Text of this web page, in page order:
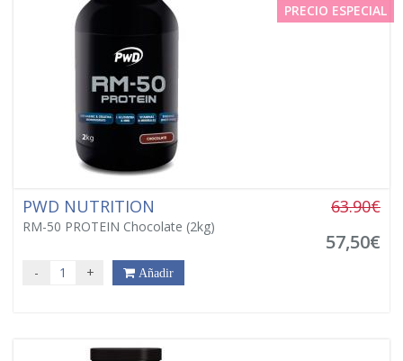
PRECIO ESPECIAL
PWD NUTRITION
RM-50 PROTEIN Chocolate (2kg)
63.90€
57,50€
- + Añadir